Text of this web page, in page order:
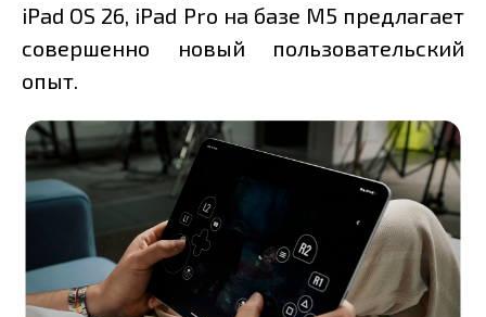
iPad OS 26, iPad Pro на базе M5 предлагает
совершенно новый пользовательский
опыт.